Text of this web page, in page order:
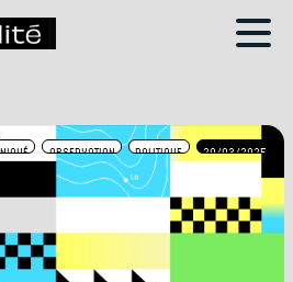
OBSERVATION POLITIQUE 20/03/2025